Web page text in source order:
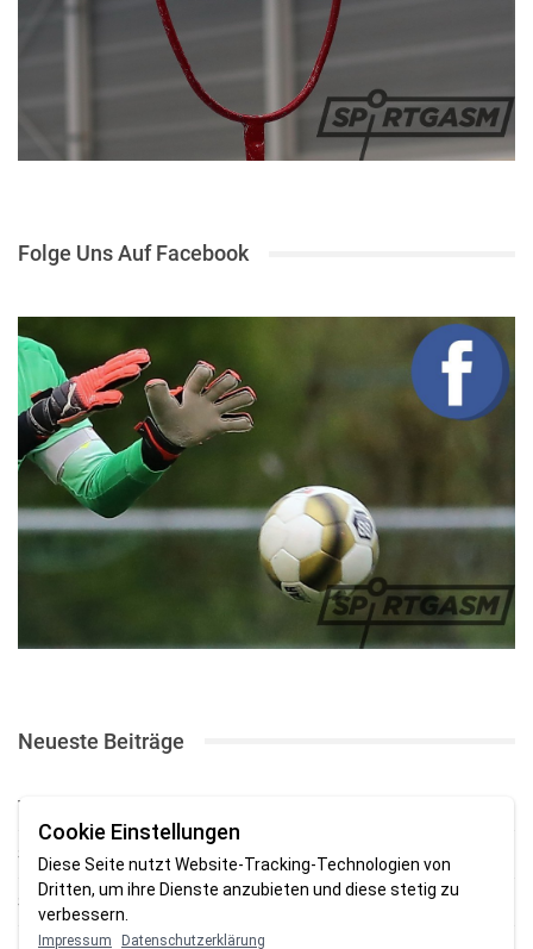
Folge Uns Auf Facebook
Neueste Beiträge
TSV gewinnt Testspiel bei Braker Reserve
SV Brake gewinnt erstes Heimspiel mit 2:0
SV Brake feiert 5:2-Auftaktsieg beim Delmenhorster TB
Cookie Einstellungen
Diese Seite nutzt Website-Tracking-Technologien von
Dritten, um ihre Dienste anzubieten und diese stetig zu
verbessern.
Impressum Datenschutzerklärung